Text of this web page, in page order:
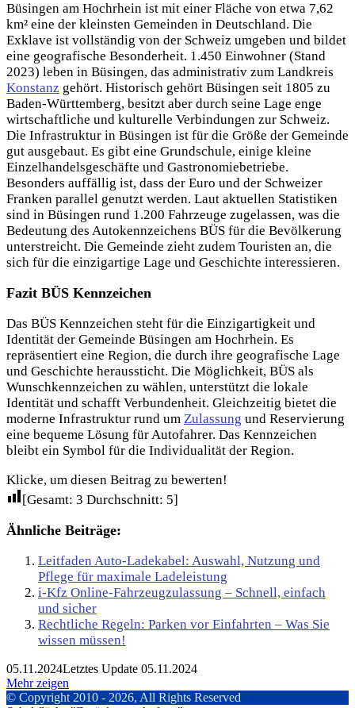
Büsingen am Hochrhein ist mit einer Fläche von etwa 7,62
km² eine der kleinsten Gemeinden in Deutschland. Die
Exklave ist vollständig von der Schweiz umgeben und bildet
eine geografische Besonderheit. 1.450 Einwohner (Stand
2023) leben in Büsingen, das administrativ zum Landkreis
Konstanz gehört. Historisch gehört Büsingen seit 1805 zu
Baden-Württemberg, besitzt aber durch seine Lage enge
wirtschaftliche und kulturelle Verbindungen zur Schweiz.
Die Infrastruktur in Büsingen ist für die Größe der Gemeinde
gut ausgebaut. Es gibt eine Grundschule, einige kleine
Einzelhandelsgeschäfte und Gastronomiebetriebe.
Besonders auffällig ist, dass der Euro und der Schweizer
Franken parallel genutzt werden. Laut aktuellen Statistiken
sind in Büsingen rund 1.200 Fahrzeuge zugelassen, was die
Bedeutung des Autokennzeichens BÜS für die Bevölkerung
unterstreicht. Die Gemeinde zieht zudem Touristen an, die
sich für die einzigartige Lage und Geschichte interessieren.
Fazit BÜS Kennzeichen
Das BÜS Kennzeichen steht für die Einzigartigkeit und
Identität der Gemeinde Büsingen am Hochrhein. Es
repräsentiert eine Region, die durch ihre geografische Lage
und Geschichte heraussticht. Die Möglichkeit, BÜS als
Wunschkennzeichen zu wählen, unterstützt die lokale
Identität und schafft Verbundenheit. Gleichzeitig bietet die
moderne Infrastruktur rund um Zulassung und Reservierung
eine bequeme Lösung für Autofahrer. Das Kennzeichen
bleibt ein Symbol für die Individualität der Region.
Klicke, um diesen Beitrag zu bewerten!
[Gesamt: 3 Durchschnitt: 5]
Ähnliche Beiträge:
Leitfaden Auto-Ladekabel: Auswahl, Nutzung und
Pflege für maximale Ladeleistung
i-Kfz Online-Fahrzeugzulassung – Schnell, einfach
und sicher
Rechtliche Regeln: Parken vor Einfahrten – Was Sie
wissen müssen!
05.11.2024Letztes Update 05.11.2024
Mehr zeigen
© Copyright 2010 - 2026, All Rights Reserved